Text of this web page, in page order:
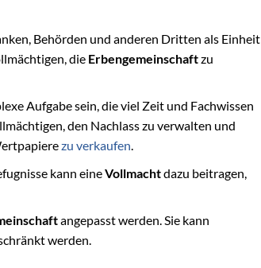
Behörden und anderen Dritten als Einheit
die Erbengemeinschaftzu
Aufgabe sein, die viel Zeit und Fachwissen
den Nachlass zu verwalten und
zu verkaufen.
kann eineVollmachtdazu beitragen,
angepasst werden. Sie kann
werden.